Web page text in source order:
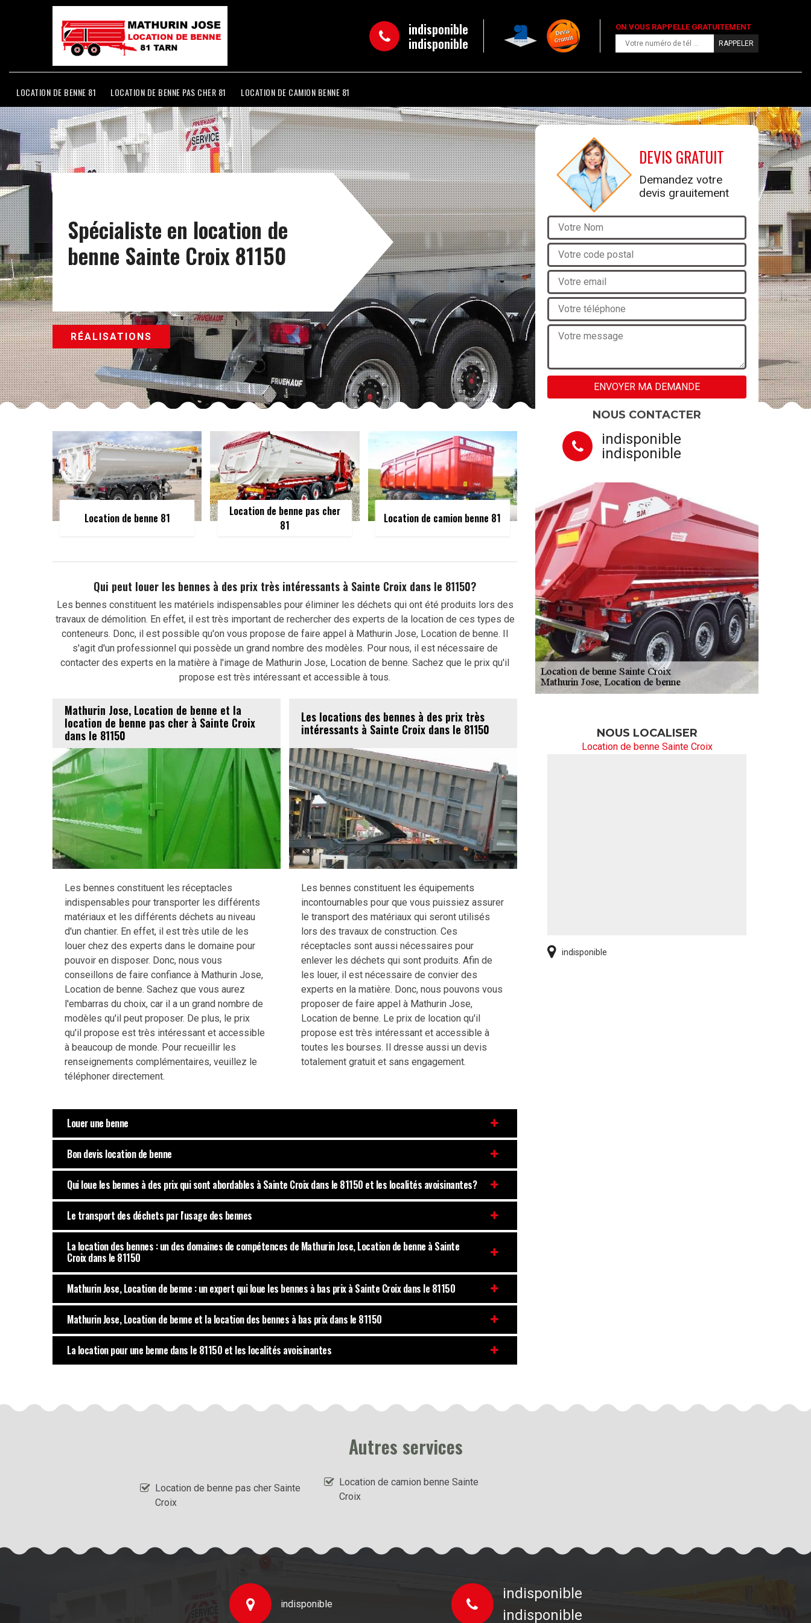
indisponible
indisponible
ON VOUS RAPPELLE GRATUITEMENT
LOCATION DE BENNE 81 LOCATION DE BENNE PAS CHER 81 LOCATION DE CAMION BENNE 81
Spécialiste en location de
benne Sainte Croix 81150
RÉALISATIONS
Location de benne 81
Location de benne pas cher
81
Location de camion benne 81
Qui peut louer les bennes à des prix très intéressants à Sainte Croix dans le 81150?
Les bennes constituent les matériels indispensables pour éliminer les déchets qui ont été produits lors des
travaux de démolition. En effet, il est très important de rechercher des experts de la location de ces types de
conteneurs. Donc, il est possible qu'on vous propose de faire appel à Mathurin Jose, Location de benne. Il
s'agit d'un professionnel qui possède un grand nombre des modèles. Pour nous, il est nécessaire de
contacter des experts en la matière à l'image de Mathurin Jose, Location de benne. Sachez que le prix qu'il
propose est très intéressant et accessible à tous.
Mathurin Jose, Location de benne et la
location de benne pas cher à Sainte Croix
dans le 81150
Les bennes constituent les réceptacles
indispensables pour transporter les différents
matériaux et les différents déchets au niveau
d'un chantier. En effet, il est très utile de les
louer chez des experts dans le domaine pour
pouvoir en disposer. Donc, nous vous
conseillons de faire confiance à Mathurin Jose,
Location de benne. Sachez que vous aurez
l'embarras du choix, car il a un grand nombre de
modèles qu'il peut proposer. De plus, le prix
qu'il propose est très intéressant et accessible
à beaucoup de monde. Pour recueillir les
renseignements complémentaires, veuillez le
téléphoner directement.
Les locations des bennes à des prix très
intéressants à Sainte Croix dans le 81150
Les bennes constituent les équipements
incontournables pour que vous puissiez assurer
le transport des matériaux qui seront utilisés
lors des travaux de construction. Ces
réceptacles sont aussi nécessaires pour
enlever les déchets qui sont produits. Afin de
les louer, il est nécessaire de convier des
experts en la matière. Donc, nous pouvons vous
proposer de faire appel à Mathurin Jose,
Location de benne. Le prix de location qu'il
propose est très intéressant et accessible à
toutes les bourses. Il dresse aussi un devis
totalement gratuit et sans engagement.
Louer une benne
Bon devis location de benne
Qui loue les bennes à des prix qui sont abordables à Sainte Croix dans le 81150 et les localités avoisinantes?
Le transport des déchets par l'usage des bennes
La location des bennes : un des domaines de compétences de Mathurin Jose, Location de benne à Sainte
Croix dans le 81150
Mathurin Jose, Location de benne : un expert qui loue les bennes à bas prix à Sainte Croix dans le 81150
Mathurin Jose, Location de benne et la location des bennes à bas prix dans le 81150
La location pour une benne dans le 81150 et les localités avoisinantes
DEVIS GRATUIT
Demandez votre
devis grauitement
NOUS CONTACTER
indisponible
indisponible
NOUS LOCALISER
Location de benne Sainte Croix
indisponible
Autres services
Location de benne pas cher Sainte
Croix
Location de camion benne Sainte
Croix
indisponible
indisponible
indisponible